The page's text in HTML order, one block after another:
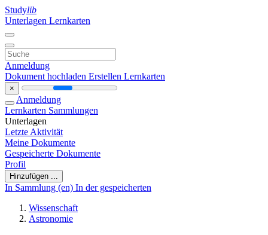
Studylib
Unterlagen Lernkarten
Anmeldung
Dokument hochladen Erstellen Lernkarten
×
Anmeldung
Lernkarten Sammlungen
Unterlagen
Letzte Aktivität
Meine Dokumente
Gespeicherte Dokumente
Profil
Hinzufügen ...
In Sammlung (en) In der gespeicherten
Wissenschaft
Astronomie